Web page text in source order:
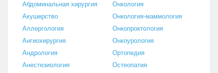
Абдоминальная хирургия
Акушерство
Аллергология
Ангиохирургия
Андрология
Анестезиология
Онкология
Онкология-маммология
Онкопроктология
Онкоурология
Ортопедия
Остеопатия